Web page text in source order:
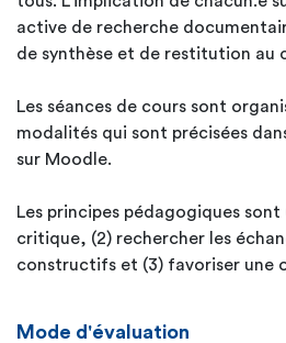
active de recherche
de synthèse et de restitution au
Les séances de cours sont
modalités qui sont précisées
sur Moodle.
Les principes pédagogiques sont
critique, (2) rechercher les
constructifs et (3) favoriser une
Mode d'évaluation